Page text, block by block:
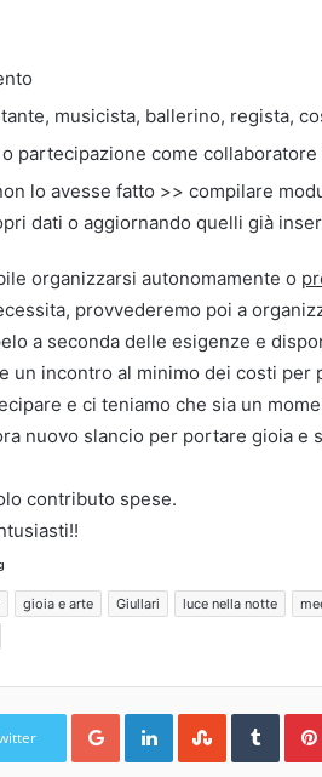
musicista, ballerino, regista,
partecipazione come
lo avesse fatto >> compilare
dati o aggiornando quelli già
organizzarsi autonomamente o
provvederemo poi a
a seconda delle esigenze e
un incontro al minimo dei costi per
e ci teniamo che sia un
nuovo slancio per portare gioia e
contributo spese.
gioia e arte Giullari luce nella notte
Google+LinkedIn